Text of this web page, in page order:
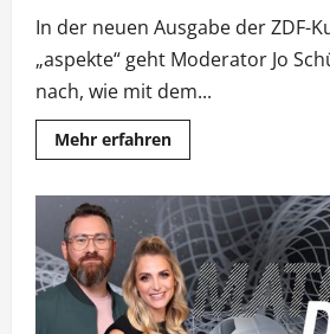
In der neuen Ausgabe der ZDF-
„aspekte“ geht Moderator Jo
nach, wie mit dem...
Mehr erfahrenMehr
Informationen
widmet
sich
der
Macht
der
Social-
Media-
Giganten